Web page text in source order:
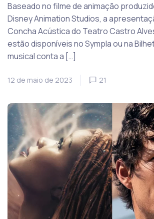
Baseado no filme de animação
Disney Animation Studios, a
Concha Acústica do Teatro Castro
estão disponíveis no Sympla ou na
musical conta a […]
12 de maio de 2023 21